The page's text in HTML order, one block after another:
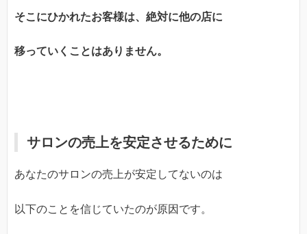
そこにひかれたお客様は、絶対に他の店に
移っていくことはありません。
サロンの売上を安定させるために
あなたのサロンの売上が安定してないのは
以下のことを信じていたのが原因です。